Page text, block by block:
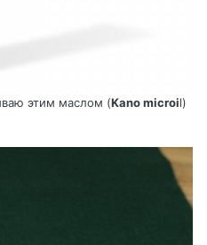
этим маслом (Kano microil)